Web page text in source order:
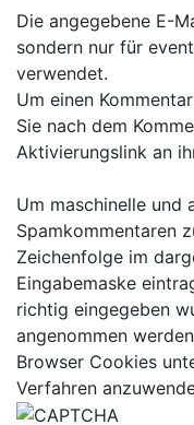
Die angegebene E-
sondern nur für
verwendet.
Um einen
Sie nach dem
Aktivierungslink an
Um maschinelle und
Spamkommentaren
Zeichenfolge im
Eingabemaske
richtig eingegeben
angenommen
Browser Cookies
Verfahren